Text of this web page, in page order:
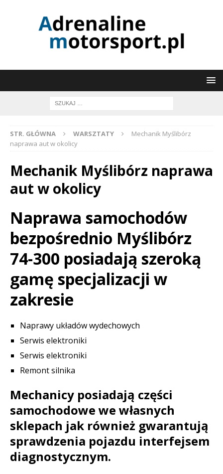
STR. GŁÓWNA WARSZTATY
Mechanik Myślibórz
naprawa aut w okolicy
Mechanik Myślibórz naprawa
aut w okolicy
Naprawa samochodów
bezpośrednio Myślibórz
74-300 posiadają szeroką
gamę specjalizacji w
zakresie
Naprawy układów wydechowych
Serwis elektroniki
Serwis elektroniki
Remont silnika
Mechanicy posiadają części
samochodowe we własnych
sklepach jak również gwarantują
sprawdzenia pojazdu interfejsem
diagnostycznym.